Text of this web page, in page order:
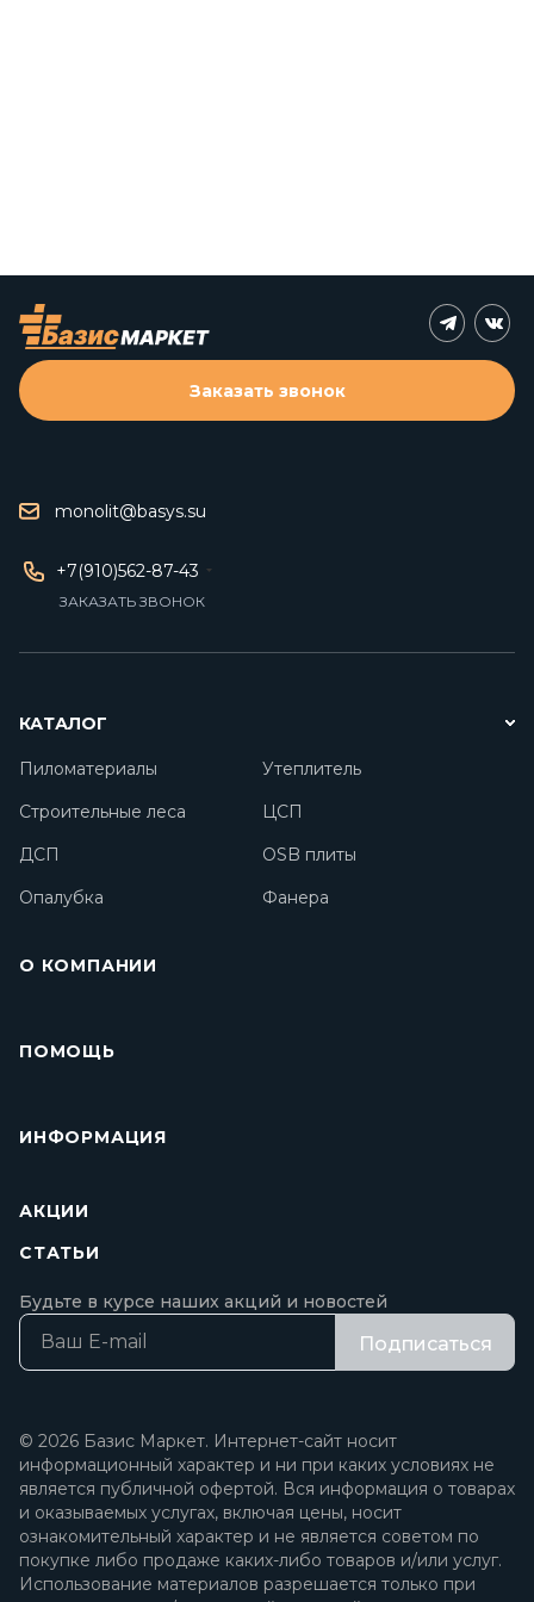
monolit@basys.su
+7(910)562-87-43
ЗАКАЗАТЬ ЗВОНОК
Заказать звонок
КАТАЛОГ
Пиломатериалы
Утеплитель
Строительные леса
ЦСП
ДСП
OSB плиты
Опалубка
Фанера
О КОМПАНИИ
ПОМОЩЬ
ИНФОРМАЦИЯ
АКЦИИ
СТАТЬИ
Будьте в курсе наших акций и новостей
Подписаться
© 2026 Базис Маркет. Интернет-сайт носит
информационный характер и ни при каких условиях не
является публичной офертой. Вся информация о товарах
и оказываемых услугах, включая цены, носит
ознакомительный характер и не является советом по
покупке либо продаже каких-либо товаров и/или услуг.
Использование материалов разрешается только при